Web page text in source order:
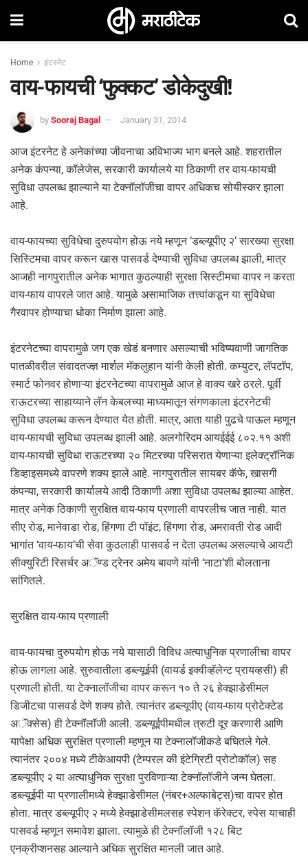
Home इंटरनेट
वाय-फायची ‘फुक्कट’ डोकेदुखी!
by Sooraj Bagal January 31, 2014
आज इंटरनेट हे अनेकांच्या जीवनाचा अव‌िभाज्य भाग बनले आहे. शहरातील
अनेक कंपन्या, कॉलेजेस, सरकारी कार्यालये या ठिकाणी तर वाय-फायची
सुविधा उपलब्ध झाल्याने या टेक्नॉलॉजीचा वापर अधिकच सोयीस्कर झाला
आहे.
वाय-फायच्या सुविधेचा दुरुपयोग होऊ नये म्हणून ‘डब्ल्यूपीए २’ सारख्या सुरक्षा
सिस्टिमचा वापर करून खास पासवर्ड देण्याची सुविधा उपलब्ध झाली, मात्र
आजही नागपुरातील अनेक भागात कुठल्याही सुरक्षा सिस्टीमचा वापर न करता
वाय-फाय वापरले जात आहे. यामुळे असामाजिक तत्त्वांकडून या सुविधेचा
गैरवापर होण्याचा धोका निर्माण झाला आहे.
इंटरनेटच्या वापरामुळे जग एक खेडं बनणार असल्याची भविष्यवाणी जागतिक
पातळीवरील संवादतज्ज्ञ मार्शल मॅकलुहान यांनी केली होती. कम्युटर, लॅपटॉप,
स्मार्ट फोनवर होणाऱ्या इंटरनेटच्या वापरामुळे आज हे वाक्य खरे ठरले. पूर्वी
राऊटरच्या साहाय्याने लॅन केबलच्या माध्यमातून संगणकाला इंटरनेटची
सुविधा उपलब्ध करून देण्यात येत होती. मात्र, आता याही पुढचे पाऊल म्हणून
वाय-फायची सुविधा उपलब्ध झाली आहे. अलगोरिदम आयईईई ८०२.११ अशी
वाय-फायची सुविधा राऊटरच्या २० मिटरच्या परिसरात येणाऱ्या इलेक्ट्रॉनिक
डिव्हाइसमध्ये वापरणे शक्य झाले आहे. नागपुरातील सायबर कॅफे, खासगी
कंपन्या, सरकारी कार्यालये आदी ठिकाणी अशा सुविधा उपलब्ध झाल्या आहेत.
मात्र अनेक ठिकाणी सुरक्षित वाय-फाय प्रणाली वापरलीच जात नाही. यात
सीए रोड, मानेवाडा रोड, हिंगणा टी पॉइंट, हिंगणा रोड, अमरावती रोड आदी
भागांत ‘वाय-फाय’ची सेवा कुठलाही पासवर्ड न देता उपलब्ध असल्याचे आयटी
सीक्युरिटी रिसर्चर अॅण्ड ट्रेनर अमेय बावणे यांनी ‘नाटा’शी बोलताना
सांगितले.
सुरक्षित वाय-फाय प्रणाली
वाय-फायचा दुरुपयोग होऊ नये यासाठी विविध अत्याधुनिक प्रणालीचा वापर
होऊ लागला आहे. सुरुवातीला डब्ल्यूईपी (वायर्ड इक्वीव्हॅलेन्ट प्रायव्हसी) ही
प्रणाली होती. या टेक्नालॉजीचा वापर करून १० ते २६ हेक्झाडेसीमल
डिजीटचा पासवर्ड देणे शक्य होते. त्यानंतर डब्ल्यूपीए (वाय-फाय प्रोटेक्टेड
अॅक्सेस) ही टेक्नॉलॉजी आली. डब्ल्यूईपीमधील त्रुटी दूर करणारी आणि
यापेक्षा अधिक सुरक्षित प्रणाली म्हणून या टेक्नालॉजीकडे बघ‌ितले गेले.
त्यानंतर २००४ मध्ये टीकेआयपी (टेम्परल की इंटेग्र‌िटी प्रोटोकॉल) सह
डब्ल्यूपीए २ या अत्याधुनिक सुरक्षा पुरविणाऱ्या टेक्नॉलॉजीने जन्म घेतला.
डब्ल्यूईपी या प्रणालीमध्ये हेक्झाडेसीमल (नंबर+अल्फाबेट्स)चा वापर होत
होता. मात्र डब्ल्यूपीए २ मध्ये हेक्झाडेसीमलसह स्पेशन कॅरेक्टर, स्पेस याचाही
पासवर्ड म्हणून समावेश झाला. त्यामुळे ही टेक्नॉलॉजी १२८ बिट
एनक्रीप्शनसह आल्याने अधिक सुरक्षित मानली जात आहे.